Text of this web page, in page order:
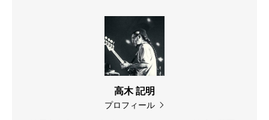
高木 記明
プロフィール